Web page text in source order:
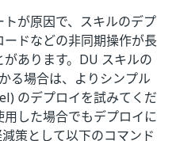
が原因で、スキルのデプ
ドなどの非同期操作が長
あります。DU スキルの
る場合は、よりシンプル
のデプロイを試みてくだ
した場合でもデプロイに
策として以下のコマンド